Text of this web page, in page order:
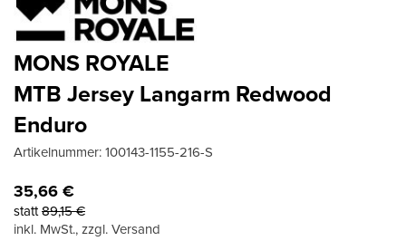
MONS ROYALE
MTB Jersey Langarm Redwood
Enduro
Artikelnummer:100143-1155-216-S
35,66€
statt89,15€
inkl. MwSt., zzgl. Versand